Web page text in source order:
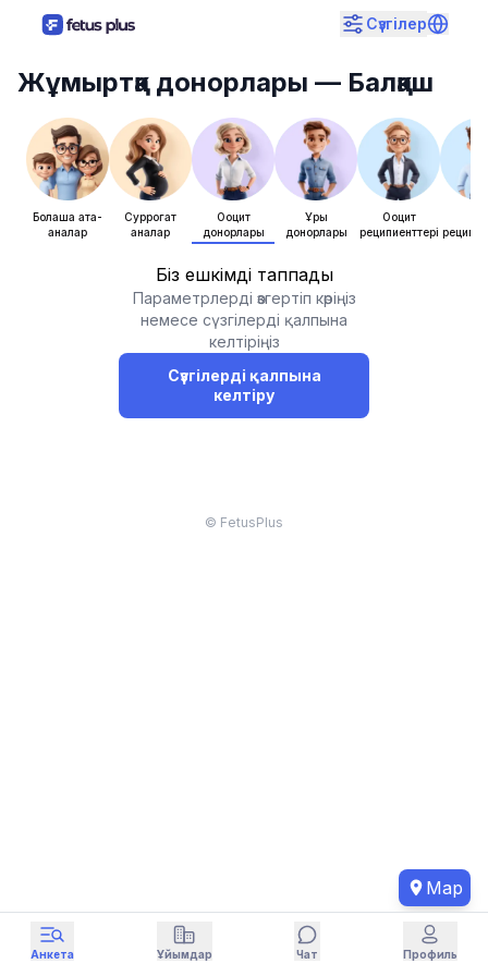
Сүзгілер
Жұмыртқа донорлары — Балқаш
Болашақ ата-
аналар
Суррогат
аналар
Ооцит
донорлары
Ұрық
донорлары
Ооцит
реципиенттері
Біз ешкімді таппадық
Параметрлерді өзгертіп көріңіз
немесе сүзгілерді қалпына
келтіріңіз
Сүзгілерді қалпына
келтіру
© FetusPlus
Map
Анкета Ұйымдар Чат Профиль